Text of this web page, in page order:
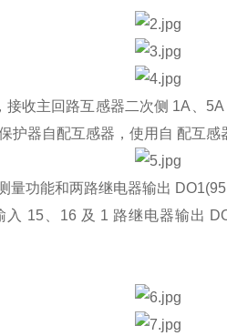
主回路互感器二次侧 1A、5A
护器自配互感器，使用自 配互感
功能和两路继电器输出 DO1(95
15、16 及 1 路继电器输出